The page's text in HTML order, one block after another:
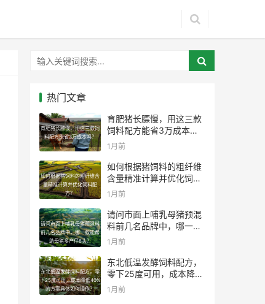
热门文章
育肥猪长膘慢，用这三款饲
料配方能省3万成本吗？
育肥猪长膘慢，用这三款
饲料配方能省3万成本
吗？
1月前
如何根据猪饲料的粗纤维含
量精准计算并优化饲料配
方？
如何根据猪饲料的粗纤维
含量精准计算并优化饲料
配方？
1月前
请问市面上哺乳母猪预混料
前几名品牌中，哪一款能帮
助母猪多产仔8头？
请问市面上哺乳母猪预混
料前几名品牌中，哪一款
能帮助母猪多产仔8头？
1月前
东北低温发酵饲料配方，零
下25度可用，成本降低40%
的方案具体如何操作？
东北低温发酵饲料配方，
零下25度可用，成本降低
40%的方案具体如何操
1月前